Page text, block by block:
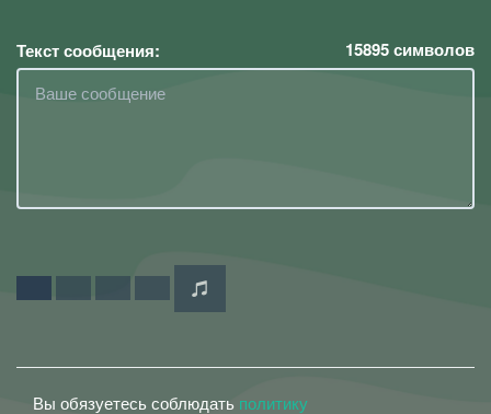
Текст сообщения: 15895символов
Вы обязуетесь соблюдать политику